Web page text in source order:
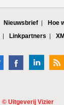
Nieuwsbrief Hoe
Linkpartners
© Uitgeverij Vizier